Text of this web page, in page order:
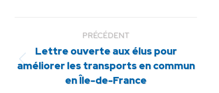
PRÉCÉDENT
Article
précédent
:
Lettre ouverte aux élus pour
améliorer les transports en commun
en Île-de-France